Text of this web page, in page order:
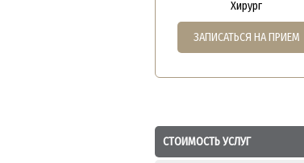
Хирург
ЗАПИСАТЬСЯ НА ПРИЕМ
СТОИМОСТЬ УСЛУГ